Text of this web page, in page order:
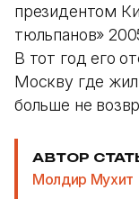
президентом
тюльпанов»
В тот год его
Москву где
больше не
АВТОР
Молдир Мухит